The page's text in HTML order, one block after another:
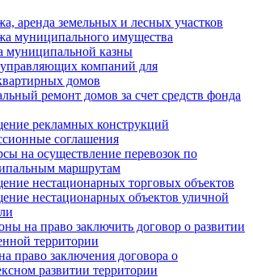
аренда земельных и лесных участков
муниципального имущества
муниципальной казны
компаний для
домов
ремонт домов за счет средств фонда
рекламных конструкций
соглашения
на осуществление перевозок по
маршрутам
нестационарных торговых объектов
нестационарных объектов уличной
на право заключить договор о развитии
территории
право заключения договора о
развитии территории